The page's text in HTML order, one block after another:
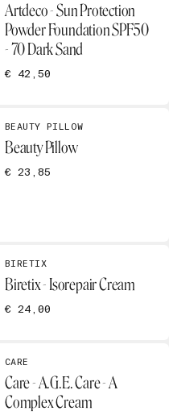
Artdeco - Sun Protection
Powder Foundation SPF50
- 70 Dark Sand
€ 42,50
BEAUTY PILLOW
Beauty Pillow
€ 23,85
BIRETIX
Biretix - Isorepair Cream
€ 24,00
CARE
Care - A.G.E. Care - A
Complex Cream